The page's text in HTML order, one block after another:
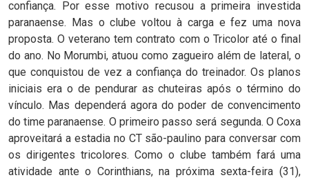
confiança. Por esse motivo recusou a primeira investida
paranaense. Mas o clube voltou à carga e fez uma nova
proposta. O veterano tem contrato com o Tricolor até o final
do ano. No Morumbi, atuou como zagueiro além de lateral, o
que conquistou de vez a confiança do treinador. Os planos
iniciais era o de pendurar as chuteiras após o término do
vínculo. Mas dependerá agora do poder de convencimento
do time paranaense. O primeiro passo será segunda. O Coxa
aproveitará a estadia no CT são-paulino para conversar com
os dirigentes tricolores. Como o clube também fará uma
atividade ante o Corinthians, na próxima sexta-feira (31),